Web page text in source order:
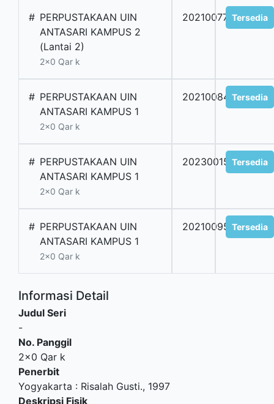
# PERPUSTAKAAN UIN
ANTASARI KAMPUS 2
(Lantai 2)
2x0 Qar k
2021007757Tersedia
# PERPUSTAKAAN UIN
ANTASARI KAMPUS 1
2x0 Qar k
2021008475Tersedia
# PERPUSTAKAAN UIN
ANTASARI KAMPUS 1
2x0 Qar k
2023001593Tersedia
# PERPUSTAKAAN UIN
ANTASARI KAMPUS 1
2x0 Qar k
2021009580Tersedia
Informasi Detail
Judul Seri
-
No. Panggil
2x0 Qar k
Penerbit
Yogyakarta : Risalah Gusti., 1997
Deskripsi Fisik